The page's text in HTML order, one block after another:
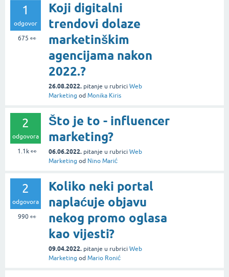
1
odgovor
675 👀
Koji digitalni
trendovi dolaze
marketinškim
agencijama nakon
2022.?
26.08.2022. pitanje u rubrici Web
Marketing od Monika Kiris
2
odgovora
1.1k👀
Što je to - influencer
marketing?
06.06.2022. pitanje u rubrici Web
Marketing od Nino Marić
2
odgovora
990👀
Koliko neki portal
naplaćuje objavu
nekog promo oglasa
kao vijesti?
09.04.2022. pitanje u rubrici Web
Marketing od Mario Ronić